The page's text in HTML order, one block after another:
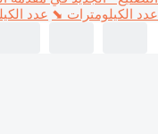
عدد الكيلومترات ⬊ عدد